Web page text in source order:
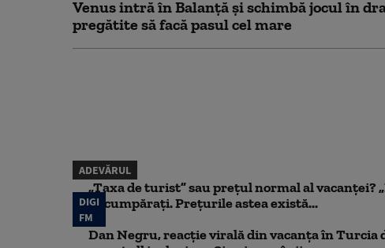
Venus intră în Balanță și schimbă jocul în
pregătite să facă pasul cel mare
ADEVĂRUL
„Taxa de turist” sau prețul normal al vacanței?
să cumpărați. Prețurile astea există...
DIGI
FM
Dan Negru, reacție virală din vacanța în Turcia